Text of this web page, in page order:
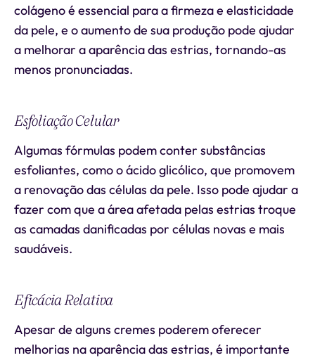
colágeno é essencial para a firmeza e elasticidade
da pele, e o aumento de sua produção pode ajudar
a melhorar a aparência das estrias, tornando-as
menos pronunciadas.
Esfoliação Celular
Algumas fórmulas podem conter substâncias
esfoliantes, como o ácido glicólico, que promovem
a renovação das células da pele. Isso pode ajudar a
fazer com que a área afetada pelas estrias troque
as camadas danificadas por células novas e mais
saudáveis.
Eficácia Relativa
Apesar de alguns cremes poderem oferecer
melhorias na aparência das estrias, é importante